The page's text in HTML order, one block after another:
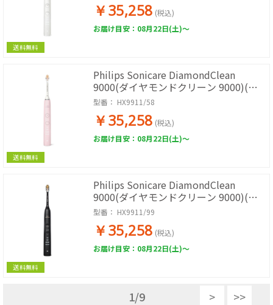
送料無料
￥35,258 (税込)
お届け目安：08月22日(土)～
送料無料
Philips Sonicare DiamondClean
9000(ダイヤモンドクリーン 9000)(ピ
ンク)
型番： HX9911/58
￥35,258 (税込)
お届け目安：08月22日(土)～
送料無料
Philips Sonicare DiamondClean
9000(ダイヤモンドクリーン 9000)(ブ
ラック)
型番： HX9911/99
￥35,258 (税込)
お届け目安：08月22日(土)～
1/9 > >>